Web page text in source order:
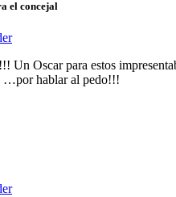
el concejal
Un Oscar para estos
…por hablar al pedo!!!